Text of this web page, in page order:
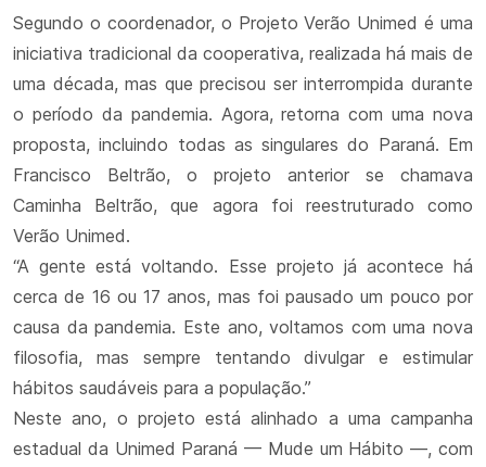
Segundo o coordenador, o Projeto Verão Unimed é uma
iniciativa tradicional da cooperativa, realizada há mais de
uma década, mas que precisou ser interrompida durante
o período da pandemia. Agora, retorna com uma nova
proposta, incluindo todas as singulares do Paraná. Em
Francisco Beltrão, o projeto anterior se chamava
Caminha Beltrão, que agora foi reestruturado como
Verão Unimed.
“A gente está voltando. Esse projeto já acontece há
cerca de 16 ou 17 anos, mas foi pausado um pouco por
causa da pandemia. Este ano, voltamos com uma nova
filosofia, mas sempre tentando divulgar e estimular
hábitos saudáveis para a população.”
Neste ano, o projeto está alinhado a uma campanha
estadual da Unimed Paraná — Mude um Hábito —, com